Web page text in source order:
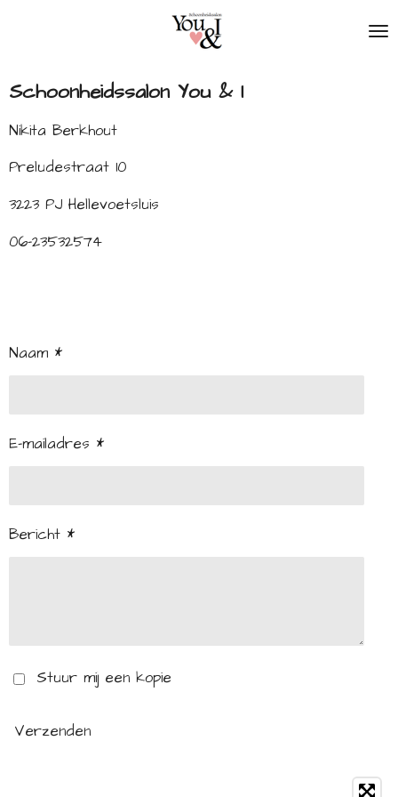
de
Schoonheidssalon You & I
Nikita Berkhout
Preludestraat 10
3223 PJ Hellevoetsluis
06-23532574
Naam *
E-mailadres *
Bericht *
Stuur mij een kopie
Verzenden